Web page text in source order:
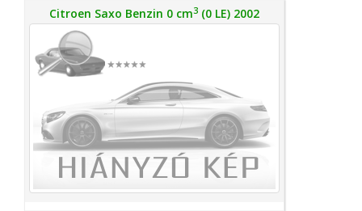
Citroen Saxo Benzin 0 cm3 (0 LE) 2002